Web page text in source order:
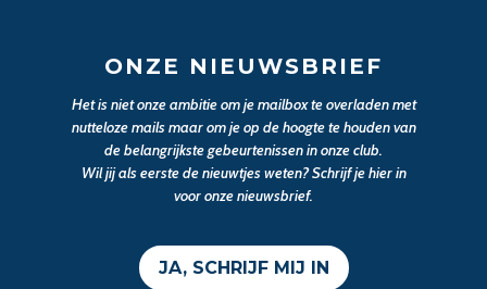
ONZE NIEUWSBRIEF
Het is niet onze ambitie om je mailbox te overladen met
nutteloze mails maar om je op de hoogte te houden van
de belangrijkste gebeurtenissen in onze club.
Wil jij als eerste de nieuwtjes weten? Schrijf je hier in
voor onze nieuwsbrief.
JA, SCHRIJF MIJ IN